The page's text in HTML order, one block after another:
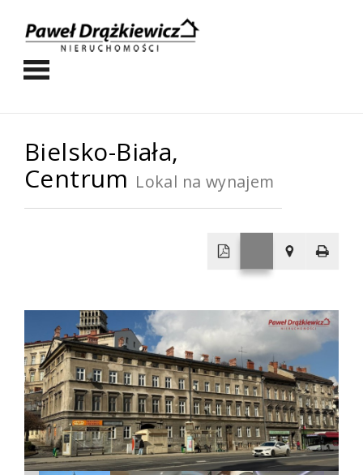
Bielsko-Biała,
Centrum Lokal na wynajem